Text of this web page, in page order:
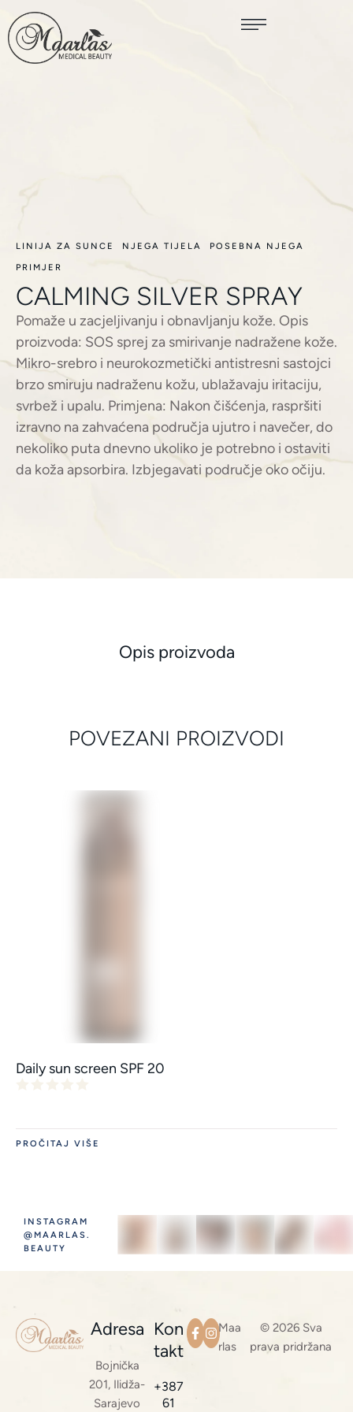
LINIJA ZA SUNCE NJEGA TIJELA POSEBNA NJEGA
PRIMJER
CALMING SILVER SPRAY
Pomaže u zacjeljivanju i obnavljanju kože. Opis
proizvoda: SOS sprej za smirivanje nadražene kože.
Mikro-srebro i neurokozmetički antistresni sastojci
brzo smiruju nadraženu kožu, ublažavaju iritaciju,
svrbež i upalu. Primjena: Nakon čišćenja, raspršiti
izravno na zahvaćena područja ujutro i navečer, do
nekoliko puta dnevno ukoliko je potrebno i ostaviti
da koža apsorbira. Izbjegavati područje oko očiju.
Opis proizvoda
POVEZANI PROIZVODI
Daily sun screen SPF 20
PROČITAJ VIŠE
INSTAGRAM
@MAARLAS.
BEAUTY
Adresa
Bojnička
201, Ilidža-
Sarajevo
Kon
takt
+387
61
Maa
rlas
© 2026 Sva
prava pridržana